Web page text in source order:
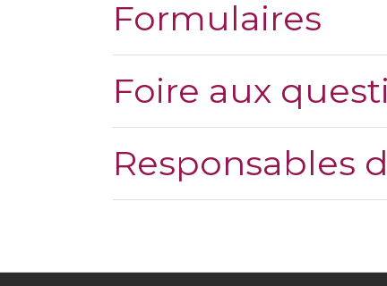
Formulaires
Foire aux
Responsables